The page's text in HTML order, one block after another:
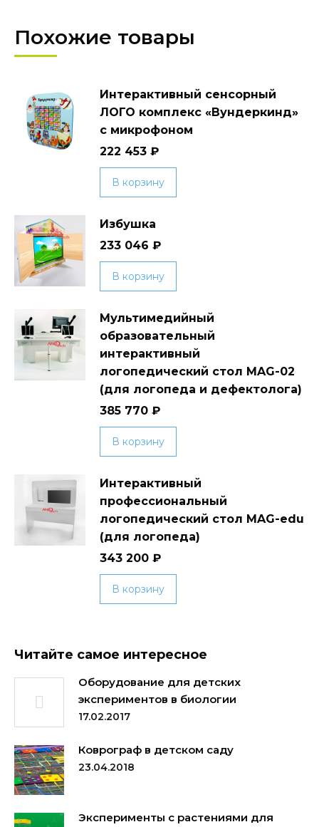
Похожие товары
Интерактивный сенсорный
ЛОГО комплекс «Вундеркинд»
с микрофоном
222 453 ₽
В корзину
Избушка
233 046 ₽
В корзину
Мультимедийный
образовательный
интерактивный
логопедический стол MAG-02
(для логопеда и дефектолога)
385 770 ₽
В корзину
Интерактивный
профессиональный
логопедический стол MAG-edu
(для логопеда)
343 200 ₽
В корзину
Читайте самое интересное
Оборудование для детских
экспериментов в биологии
17.02.2017
Коврограф в детском саду
23.04.2018
Эксперименты с растениями для